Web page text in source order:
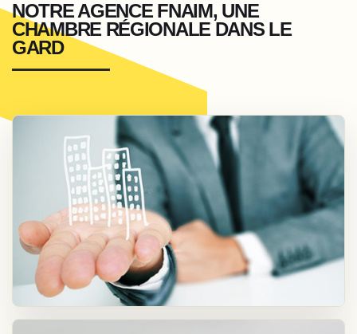
NOTRE AGENCE FNAIM, UNE
CHAMBRE RÉGIONALE DANS LE
GARD